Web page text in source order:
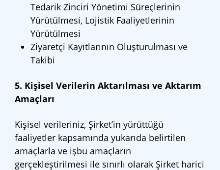
Tedarik Zinciri Yönetimi Süreçlerinin
Yürütülmesi, Lojistik Faaliyetlerinin
Yürütülmesi
Ziyaretçi Kayıtlarının Oluşturulması ve
Takibi
5. Kişisel Verilerin Aktarılması ve Aktarım
Amaçları
Kişisel verileriniz, Şirket’in yürüttüğü
faaliyetler kapsamında yukarıda belirtilen
amaçlarla ve işbu amaçların
gerçekleştirilmesi ile sınırlı olarak Şirket harici